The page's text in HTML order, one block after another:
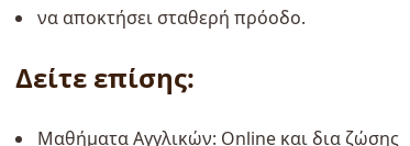
να αποκτήσει σταθερή πρόοδο.
Δείτε επίσης:
Μαθήματα Αγγλικών: Online και δια ζώσης